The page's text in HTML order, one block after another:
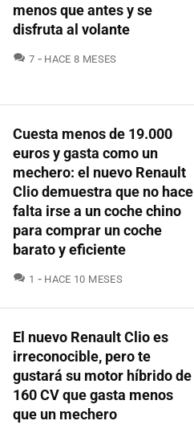
menos que antes y se
disfruta al volante
7 COMENTARIOS
HACE 8 MESES
Cuesta menos de 19.000
euros y gasta como un
mechero: el nuevo Renault
Clio demuestra que no hace
falta irse a un coche chino
para comprar un coche
barato y eficiente
1 COMENTARIOS
HACE 10 MESES
El nuevo Renault Clio es
irreconocible, pero te
gustará su motor híbrido de
160 CV que gasta menos
que un mechero